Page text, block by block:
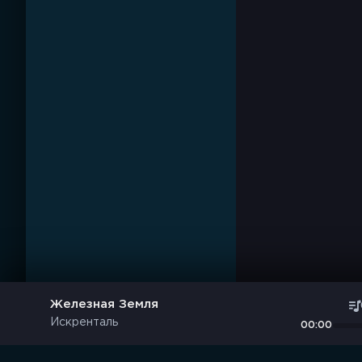
Железная Земля
Искренталь 00:00